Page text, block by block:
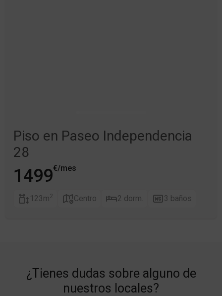
Piso en Paseo Independencia
28
1499€/mes
123m2 Centro 2 dorm. 3 baños
¿Tienes dudas sobre alguno de
nuestros locales?